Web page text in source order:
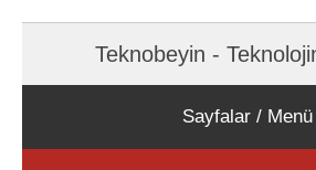
Teknobeyin -
Sayfalar / Menü